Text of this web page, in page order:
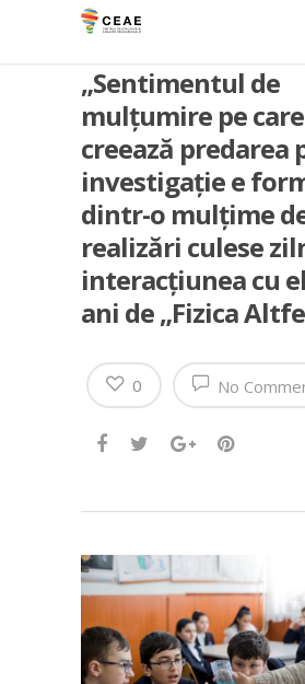
„Sentimentul de
mulțumire pe
creează predarea
investigație e
dintr-o mulțime
realizări culese
interacțiunea cu
ani de „Fizica
No
0